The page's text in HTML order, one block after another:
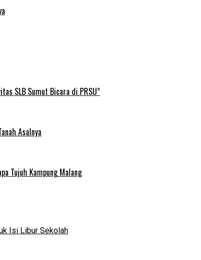
SLB Sumut Bicara di PRSU”
Asalnya
Tujuh Kampung Malang
Isi Libur Sekolah